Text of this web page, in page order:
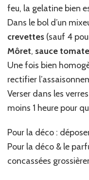
feu, la gelatine bien
Dans le bol d’un
crevettes (sauf 4
Môret, sauce tomate
Une fois bien
rectifier
Verser dans les
moins 1 heure pour
Pour la déco :
Pour la déco & le
concassées